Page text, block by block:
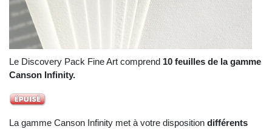
Le Discovery Pack Fine Art comprend 10 feuilles de la gamme
Canson Infinity.
La gamme Canson Infinity met à votre disposition différents